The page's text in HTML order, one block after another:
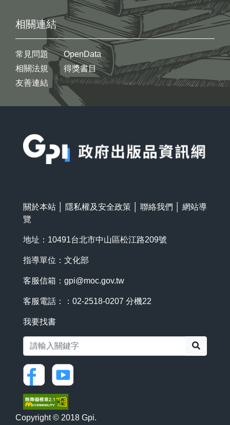
相關連結
常見問題
相關法規
友善連結
OpenData
得獎書目
關於本站 隱私權及安全政策 聯絡我們
網站導
覽
地址：10491台北市中山區松江路209號
指導單位：文化部
客服信箱： gpi@moc.gov.tw
客服電話：：02-2518-0207 分機22
我要找書
Copyright © 2018 Gpi.